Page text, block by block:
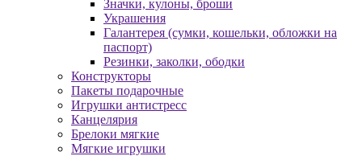
Значки, кулоны, броши
Украшения
Галантерея (сумки, кошельки, обложки на
паспорт)
Резинки, заколки, ободки
Конструкторы
Пакеты подарочные
Игрушки антистресс
Канцелярия
Брелоки мягкие
Мягкие игрушки